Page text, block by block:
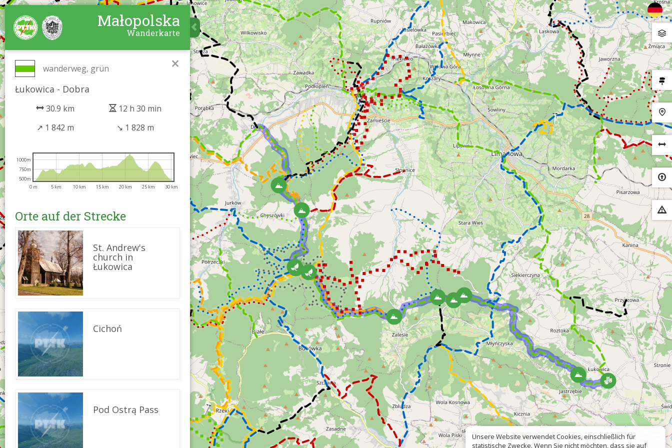
Małopolska
Wanderkarte
×
wanderweg, grün
Łukowica - Dobra
30.9 km
12 h 30 min
↗ 1 842 m ↘ 1 828 m
0 m 5 km 10 km 15 km 20 km 25 km 30 km
500m
750m
1000m
Orte auf der Strecke
St. Andrew's
church in
Łukowica
Cichoń
Pod Ostrą Pass
Unsere Website verwendet Cookies, einschließlich für
statistische Zwecke. Wenn Sie nicht möchten, dass sie auf